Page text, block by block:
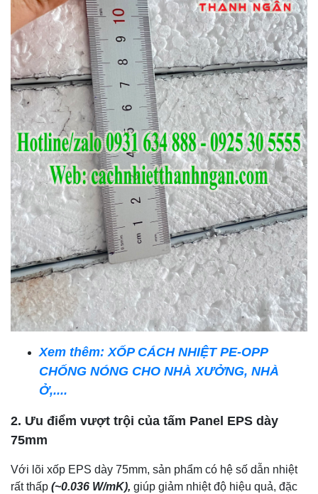
Xem thêm: XỐP CÁCH NHIỆT PE-OPP
CHỐNG NÓNG CHO NHÀ XƯỞNG, NHÀ
Ở,....
2. Ưu điểm vượt trội của tấm Panel EPS dày
75mm
Với lõi xốp EPS dày 75mm, sản phẩm có hệ số dẫn nhiệt
rất thấp (~0.036 W/mK), giúp giảm nhiệt độ hiệu quả, đặc